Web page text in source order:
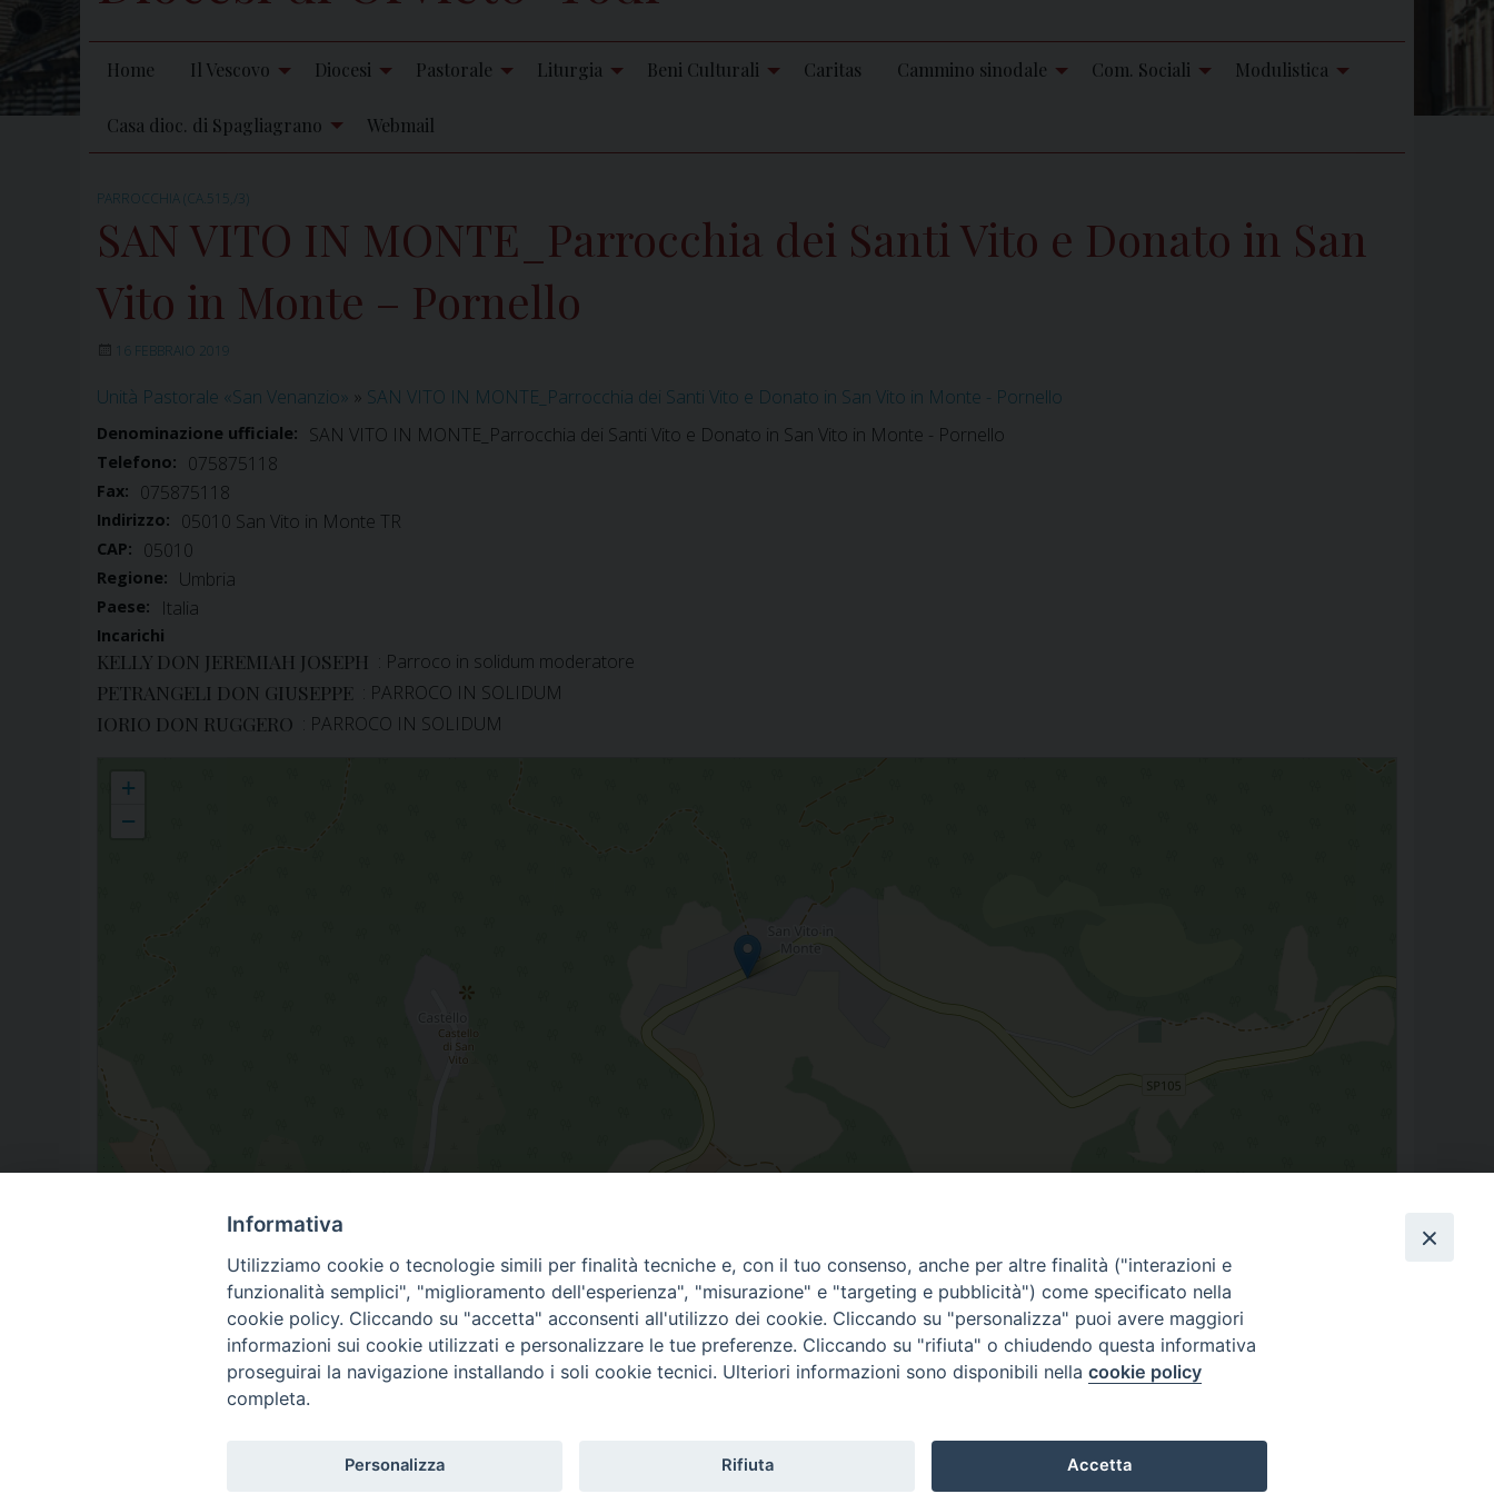
Home Il Vescovo Diocesi Pastorale Liturgia Beni Culturali Caritas Cammino sinodale Com. Sociali Modulistica
Casa dioc. di Spagliagrano Webmail
PARROCCHIA (CA.515,/3)
SAN VITO IN MONTE_Parrocchia dei Santi Vito e Donato in San
Vito in Monte – Pornello
16 FEBBRAIO 2019
Unità Pastorale «San Venanzio» » SAN VITO IN MONTE_Parrocchia dei Santi Vito e Donato in San Vito in Monte - Pornello
Denominazione ufficiale: SAN VITO IN MONTE_Parrocchia dei Santi Vito e Donato in San Vito in Monte - Pornello
Telefono: 075875118
Fax: 075875118
Indirizzo: 05010 San Vito in Monte TR
CAP: 05010
Regione: Umbria
Paese: Italia
Incarichi
KELLY DON JEREMIAH JOSEPH : Parroco in solidum moderatore
PETRANGELI DON GIUSEPPE : PARROCO IN SOLIDUM
IORIO DON RUGGERO : PARROCO IN SOLIDUM
+
−
05010 San Vito in Monte TR
Webmail
Informativa
Utilizziamo cookie o tecnologie simili per finalità tecniche e, con il tuo consenso, anche per altre finalità ("interazioni e
funzionalità semplici", "miglioramento dell'esperienza", "misurazione" e "targeting e pubblicità") come specificato nella
cookie policy. Cliccando su "accetta" acconsenti all'utilizzo dei cookie. Cliccando su "personalizza" puoi avere maggiori
informazioni sui cookie utilizzati e personalizzare le tue preferenze. Cliccando su "rifiuta" o chiudendo questa informativa
proseguirai la navigazione installando i soli cookie tecnici. Ulteriori informazioni sono disponibili nella cookie policy
completa.
Personalizza Rifiuta Accetta